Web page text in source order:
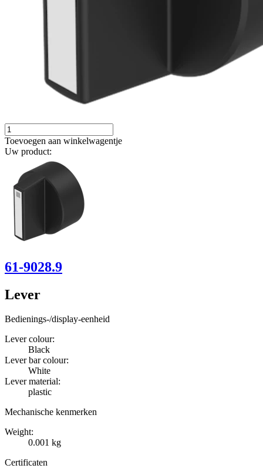
Toevoegen aan winkelwagentje
Uw product:
61-9028.9
Lever
Bedienings-/display-eenheid
Lever colour:
Black
Lever bar colour:
White
Lever material:
plastic
Mechanische kenmerken
Weight:
0.001 kg
Certificaten